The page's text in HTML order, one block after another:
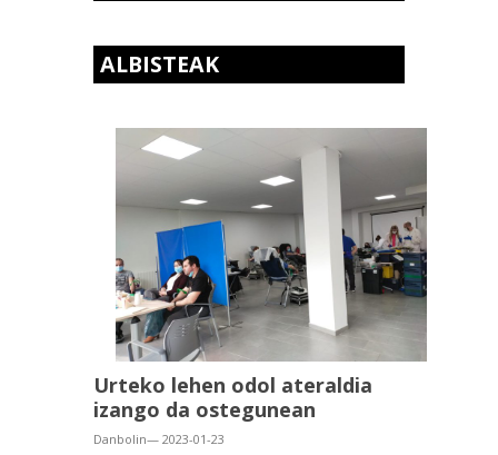
ALBISTEAK
Urteko lehen odol ateraldia
izango da ostegunean
Danbolin— 2023-01-23